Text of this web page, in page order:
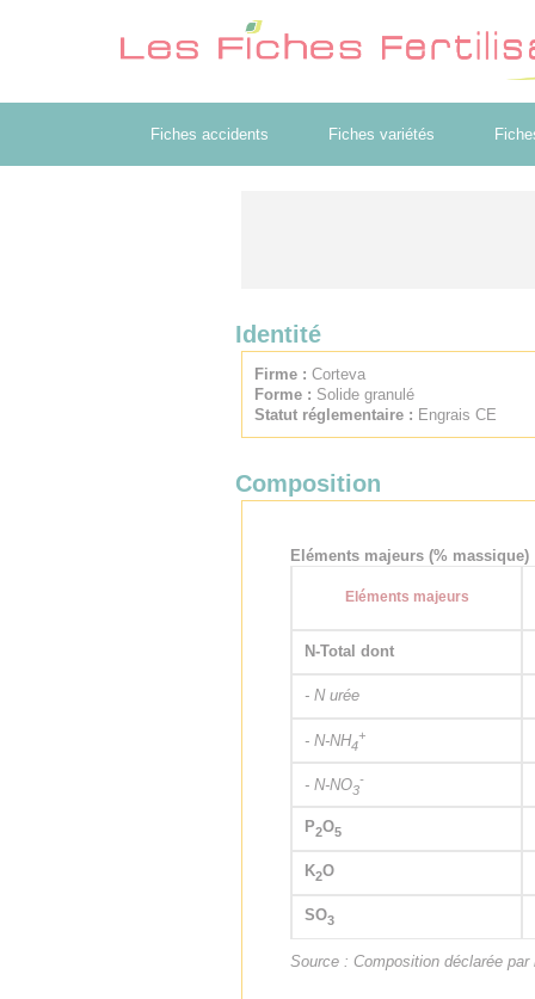
Fiches accidents Fiches variétés
Identité
Firme : Corteva
Forme : Solide granulé
Statut réglementaire : Engrais CE
Composition
Eléments majeurs (% massique)
Eléments majeurs
N-Total dont
- N urée
- N-NH4
+
- N-NO3
-
P2O5
K2O
SO3
Source : Composition déclarée par